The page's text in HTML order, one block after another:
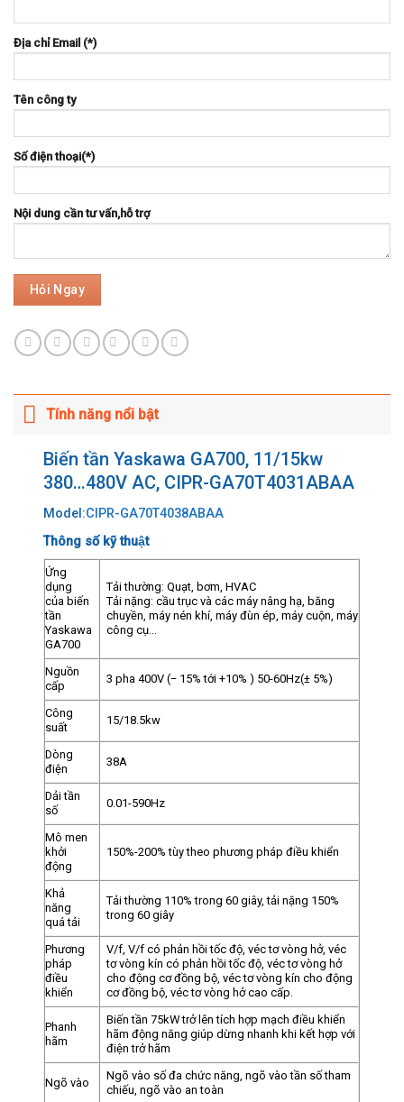
Địa chỉ Email (*)
Tên công ty
Số điện thoại(*)
Nội dung cần tư vấn,hỗ trợ
Tính năng nổi bật
Biến tần Yaskawa GA700, 11/15kw
380…480V AC, CIPR-GA70T4031ABAA
Model:CIPR-GA70T4038ABAA
Thông số kỹ thuật
Ứng
dụng
của biến
tần
Yaskawa
GA700
Tải thường: Quạt, bơm, HVAC
Tải nặng: cầu trục và các máy nâng hạ, băng
chuyền, máy nén khí, máy đùn ép, máy cuộn, máy
công cụ…
Nguồn
cấp
3 pha 400V (− 15% tới +10% ) 50-60Hz(± 5%)
Công
suất
15/18.5kw
Dòng
điện
38A
Dải tần
số
0.01-590Hz
Mô men
khởi
động
150%-200% tùy theo phương pháp điều khiển
Khả
năng
quá tải
Tải thường 110% trong 60 giây, tải nặng 150%
trong 60 giây
Phương
pháp
điều
khiển
V/f, V/f có phản hồi tốc độ, véc tơ vòng hở, véc
tơ vòng kín có phản hồi tốc độ, véc tơ vòng hở
cho động cơ đồng bộ, véc tơ vòng kín cho động
cơ đồng bộ, véc tơ vòng hở cao cấp.
Phanh
hãm
Biến tần 75kW trở lên tích hợp mạch điều khiển
hãm động năng giúp dừng nhanh khi kết hợp với
điện trở hãm
Ngõ vào
Ngõ vào số đa chức năng, ngõ vào tần số tham
chiếu, ngõ vào an toàn